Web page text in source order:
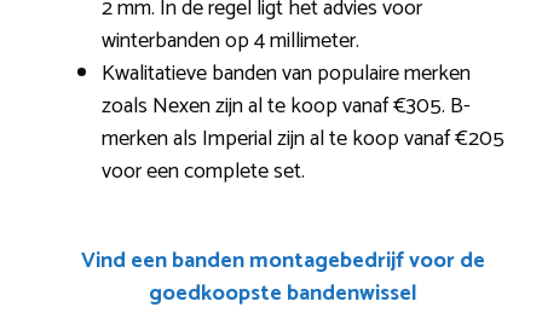
2 mm. In de regel ligt het advies voor
winterbanden op 4 millimeter.
Kwalitatieve banden van populaire merken
zoals Nexen zijn al te koop vanaf €305. B-
merken als Imperial zijn al te koop vanaf €205
voor een complete set.
Vind een banden montagebedrijf voor de
goedkoopste bandenwissel